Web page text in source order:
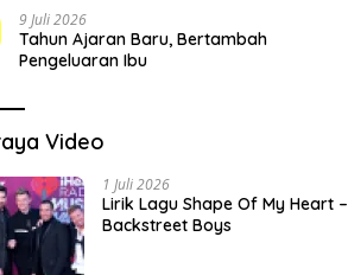
9 Juli 2026
Tahun Ajaran Baru, Bertambah
Pengeluaran Ibu
Video
1 Juli 2026
Lirik Lagu Shape Of My Heart –
Backstreet Boys